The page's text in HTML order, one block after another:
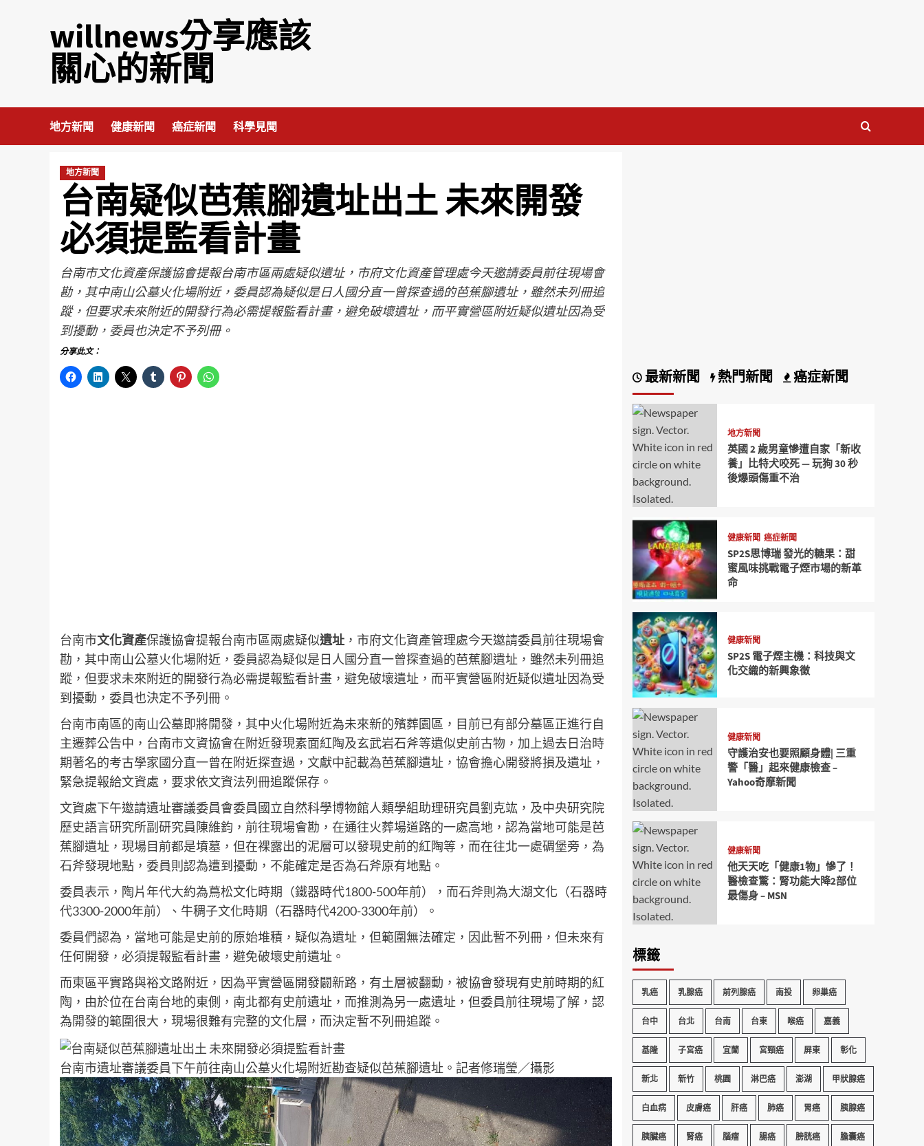
willnews分享應該
關心的新聞
地方新聞 健康新聞 癌症新聞 科學見聞
地方新聞
台南疑似芭蕉腳遺址出土 未來開發
必須提監看計畫
台南市文化資產保護協會提報台南市區兩處疑似遺址，市府文化資產管理處今天邀請委員前往現場會
勘，其中南山公墓火化場附近，委員認為疑似是日人國分直一曾探查過的芭蕉腳遺址，雖然未列冊追
蹤，但要求未來附近的開發行為必需提報監看計畫，避免破壞遺址，而平實營區附近疑似遺址因為受
到擾動，委員也決定不予列冊。
分享此文：
台南市文化資產保護協會提報台南市區兩處疑似遺址 ，市府文化資產管理處今天邀請委員前往現場會
勘，其中南山公墓火化場附近，委員認為疑似是日人國分直一曾探查過的芭蕉腳遺址，雖然未列冊追
蹤，但要求未來附近的開發行為必需提報監看計畫，避免破壞遺址，而平實營區附近疑似遺址因為受
到擾動，委員也決定不予列冊。
台南市南區的南山公墓即將開發，其中火化場附近為未來新的殯葬園區，目前已有部分墓區正進行自
主遷葬公告中，台南市文資協會在附近發現素面紅陶及玄武岩石斧等遺似史前古物，加上過去日治時
期著名的考古學家國分直一曾在附近探查過，文獻中記載為芭蕉腳遺址，協會擔心開發將損及遺址，
緊急提報給文資處，要求依文資法列冊追蹤保存。
文資處下午邀請遺址審議委員會委員國立自然科學博物館人類學組助理研究員劉克竑，及中央研究院
歷史語言研究所副研究員陳維鈞，前往現場會勘，在通往火葬場道路的一處高地，認為當地可能是芭
蕉腳遺址，現場目前都是墳墓，但在裸露出的泥層可以發現史前的紅陶等，而在往北一處碉堡旁，為
石斧發現地點，委員則認為遭到擾動，不能確定是否為石斧原有地點。
委員表示，陶片年代大約為蔦松文化時期（鐵器時代1800-500年前），而石斧則為大湖文化（石器時
代3300-2000年前）、牛稠子文化時期（石器時代4200-3300年前）。
委員們認為，當地可能是史前的原始堆積，疑似為遺址，但範圍無法確定，因此暫不列冊，但未來有
任何開發，必須提報監看計畫，避免破壞史前遺址。
而東區平實路與裕文路附近，因為平實營區開發闢新路，有土層被翻動，被協會發現有史前時期的紅
陶，由於位在台南台地的東側，南北都有史前遺址，而推測為另一處遺址，但委員前往現場了解，認
為開發的範圍很大，現場很難有完整的文化層，而決定暫不列冊追蹤。
台南市遺址審議委員下午前往南山公墓火化場附近勘查疑似芭蕉腳遺址。記者修瑞瑩／攝影
最新新聞 熱門新聞 癌症新聞
地方新聞
英國 2 歲男童慘遭自家「新收
養」比特犬咬死 — 玩狗 30 秒
後爆頭傷重不治
健康新聞 癌症新聞
SP2S思博瑞 發光的糖果：甜
蜜風味挑戰電子煙市場的新革
命
健康新聞
SP2S 電子煙主機：科技與文
化交織的新興象徵
健康新聞
守護治安也要照顧身體| 三重
警「醫」起來健康檢查 –
Yahoo奇摩新聞
健康新聞
他天天吃「健康1物」慘了！
醫檢查驚：腎功能大降2部位
最傷身 – MSN
標籤
乳癌 乳腺癌 前列腺癌 南投 卵巢癌
台中 台北 台南 台東 喉癌 嘉義
基隆 子宮癌 宜蘭 宮頸癌 屏東 彰化
新北 新竹 桃園 淋巴癌 澎湖 甲狀腺癌
白血病 皮膚癌 肝癌 肺癌 胃癌 胰腺癌
胰臟癌 腎癌 腦瘤 腸癌 膀胱癌 膽囊癌